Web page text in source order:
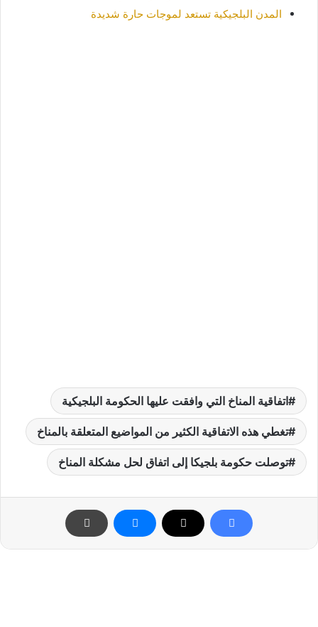
المدن البلجيكية تستعد لموجات حارة شديدة
اتفاقية المناخ التي وافقت عليها الحكومة البلجيكية
تغطي هذه الاتفاقية الكثير من المواضيع المتعلقة بالمناخ
توصلت حكومة بلجيكا إلى اتفاق لحل مشكلة المناخ